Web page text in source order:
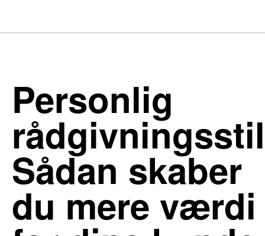
Personlig
Sådan skaber
du mere værdi